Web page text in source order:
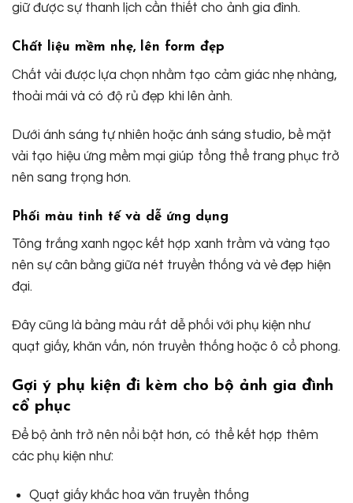
giữ được sự thanh lịch cần thiết cho ảnh gia đình.
Chất liệu mềm nhẹ, lên form đẹp
Chất vải được lựa chọn nhằm tạo cảm giác nhẹ nhàng,
thoải mái và có độ rủ đẹp khi lên ảnh.
Dưới ánh sáng tự nhiên hoặc ánh sáng studio, bề mặt
vải tạo hiệu ứng mềm mại giúp tổng thể trang phục trở
nên sang trọng hơn.
Phối màu tinh tế và dễ ứng dụng
Tông trắng xanh ngọc kết hợp xanh trầm và vàng tạo
nên sự cân bằng giữa nét truyền thống và vẻ đẹp hiện
đại.
Đây cũng là bảng màu rất dễ phối với phụ kiện như
quạt giấy, khăn vấn, nón truyền thống hoặc ô cổ phong.
Gợi ý phụ kiện đi kèm cho bộ ảnh gia đình
cổ phục
Để bộ ảnh trở nên nổi bật hơn, có thể kết hợp thêm
các phụ kiện như:
Quạt giấy khắc hoa văn truyền thống